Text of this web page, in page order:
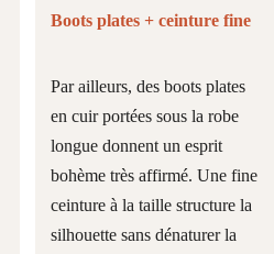
Boots plates + ceinture fine
Par ailleurs, des boots plates
en cuir portées sous la robe
longue donnent un esprit
bohème très affirmé. Une fine
ceinture à la taille structure la
silhouette sans dénaturer la